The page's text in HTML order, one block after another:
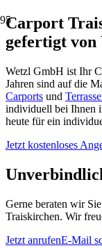
Carport
gefertigt
Wetzl GmbH ist Ihr
Jahren sind auf die
Carports und
individuell bei Ihnen
heute für ein
Jetzt kostenloses
Gerne beraten wir
Traiskirchen. Wir
Jetzt anrufenE-Mail